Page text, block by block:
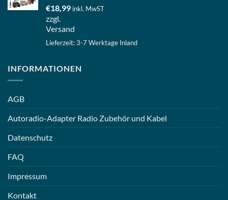
€18,99 inkl. MwST
zzgl.
Versand
Lieferzeit: 3-7 Werktage Inland
INFORMATIONEN
AGB
Autoradio-Adapter Radio Zubehör und Kabel
Datenschutz
FAQ
Impressum
Kontakt